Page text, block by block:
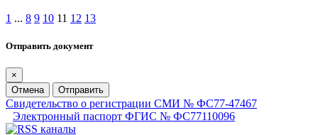
1 ... 8 9 10 11 12 13
Отправить документ
×
Отмена
Отправить
Свидетельство о регистрации СМИ № ФС77-47467
Электронный паспорт ФГИС № ФС77110096